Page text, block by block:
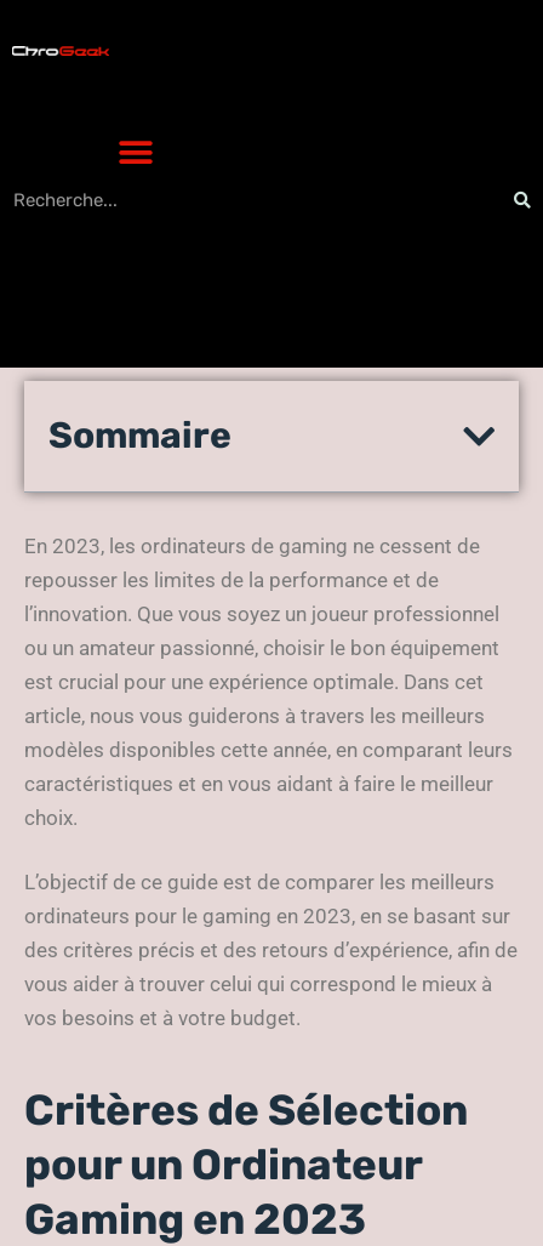
Les Meilleurs Ordinateurs de
High-Tech Complet
Sommaire
En 2023, les ordinateurs de gaming ne cessent de
repousser les limites de la performance et de
l’innovation. Que vous soyez un joueur professionnel
ou un amateur passionné, choisir le bon équipement
est crucial pour une expérience optimale. Dans cet
article, nous vous guiderons à travers les meilleurs
modèles disponibles cette année, en comparant leurs
caractéristiques et en vous aidant à faire le meilleur
choix.
L’objectif de ce guide est de comparer les meilleurs
ordinateurs pour le gaming en 2023, en se basant sur
des critères précis et des retours d’expérience, afin de
vous aider à trouver celui qui correspond le mieux à
vos besoins et à votre budget.
Critères de Sélection
pour un Ordinateur
Gaming en 2023